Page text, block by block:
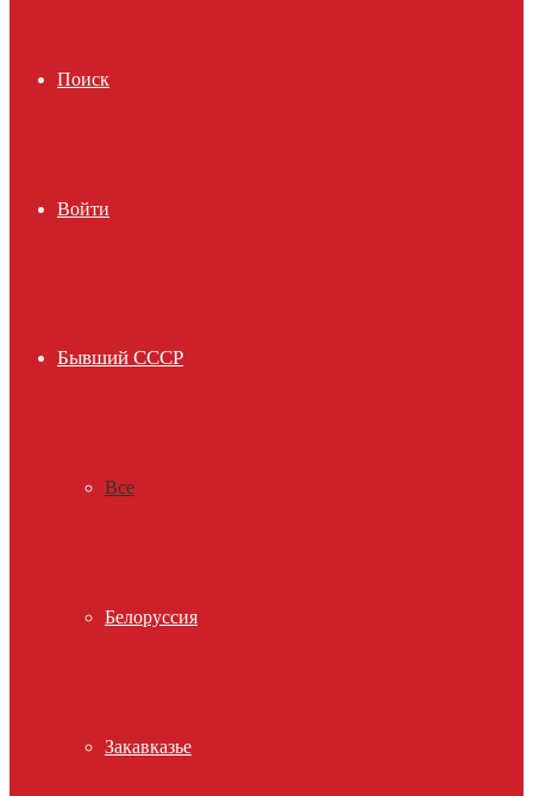
Поиск
Войти
Бывший СССР
Все
Белоруссия
Закавказье